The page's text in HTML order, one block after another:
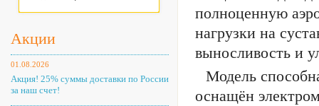
Акции
01.08.2026
Акция! 25% суммы доставки по России
за наш счет!
полноценную
нагрузки на
выносливость и
Модель
оснащён